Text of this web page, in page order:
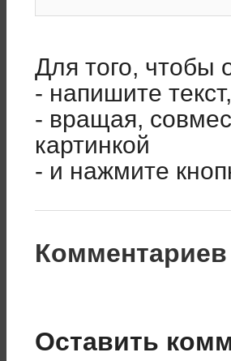
Для того, чтобы
- напишите
- вращая,
картинкой
- и нажмите
Оставить